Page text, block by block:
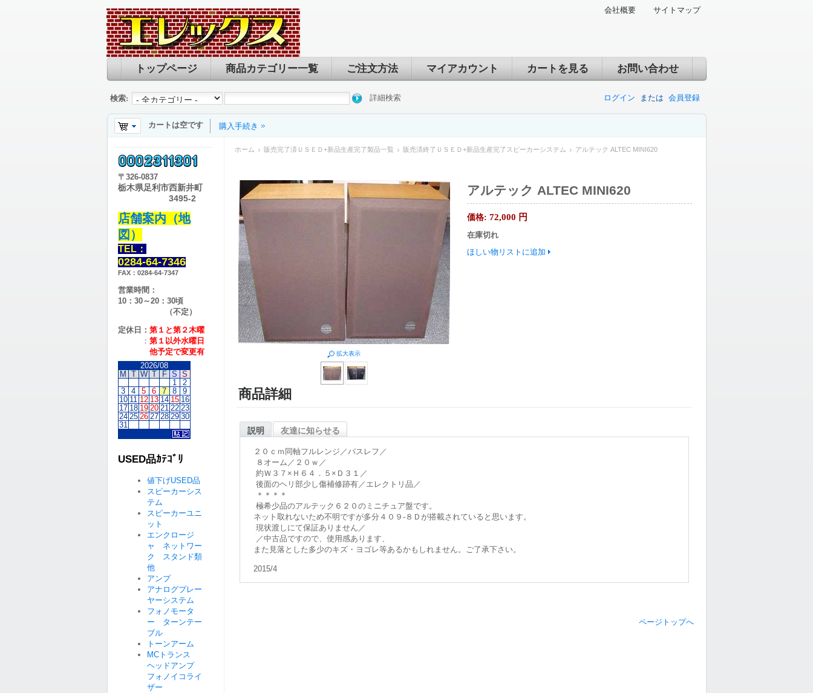
会社概要 サイトマップ
トップページ 商品カテゴリー一覧 ご注文方法 マイアカウント カートを見る お問い合わせ
ログイン または 会員登録
検索: 詳細検索
カートは空です 購入手続き
ホーム 販売完了済ＵＳＥＤ+新品生産完了製品一覧 販売済終了ＵＳＥＤ+新品生産完了スピーカーシステム アルテック ALTEC MINI620
拡大表示
アルテック ALTEC MINI620
価格: 72,000 円
在庫切れ
ほしい物リストに追加
商品詳細
説明 友達に知らせる
２０ｃｍ同軸フルレンジ／バスレフ／
８オーム／２０ｗ／
約Ｗ３７×Ｈ６４．５×Ｄ３１／
後面のヘリ部少し傷補修跡有／エレクトリ品／
＊＊＊＊
極希少品のアルテック６２０のミニチュア盤です。
ネット取れないため不明ですが多分４０９-８Ｄが搭載されていると思います。
現状渡しにて保証ありません／
／中古品ですので、使用感あります、
また見落とした多少のキズ・ヨゴレ等あるかもしれません。ご了承下さい。
2015/4
ページトップへ
〒 326-0837
栃木県足利市西新井町
3495-2
店舗案内（地
図）
TEL：
0284-64-7346
FAX：0284-64-7347
営業時間：
10：30～20：30頃
（不定）
定休日： 第１と第２木曜
： 第１以外水曜日
他予定で変更有
2026/08
M
T W T F S S
1
2
3
4 5 6 7 8
9
10 11 12 13 14 15 16
17 18 19 20 21 22 23
24 25 26 27 28 29 30
31
USED品ｶﾃｺﾞﾘ
値下げUSED品
スピーカーシス
テム
スピーカーユニ
ット
エンクロージ
ャ ネットワー
ク スタンド類
他
アンプ
アナログプレー
ヤーシステム
フォノモータ
ー ターンテー
ブル
トーンアーム
MCトランス
ヘッドアンプ
フォノイコライ
ザー